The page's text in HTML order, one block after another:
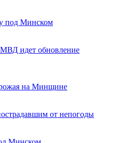
под Минском
МВД идет обновление
на Минщине
от непогоды